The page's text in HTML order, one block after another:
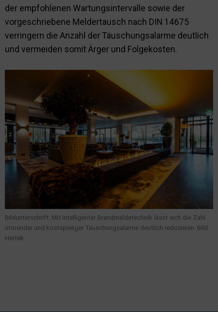
der empfohlenen Wartungsintervalle sowie der
vorgeschriebene Meldertausch nach DIN 14675
verringern die Anzahl der Täuschungsalarme deutlich
und vermeiden somit Ärger und Folgekosten.
Bildunterschrift: Mit intelligenter Brandmeldetechnik lässt sich die Zahl
störender und kostspieliger Täuschungsalarme deutlich reduzieren. Bild:
Hertek